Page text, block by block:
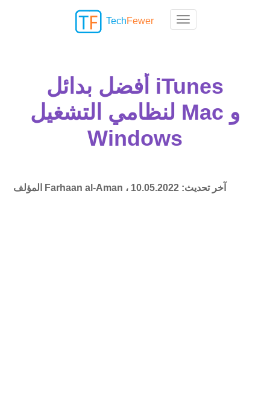
Toggle navigation
TechFewer
أفضل بدائل iTunes
لنظامي التشغيل Mac و
Windows
Farhaan al-Aman ، آخر تحديث: 10.05.2022